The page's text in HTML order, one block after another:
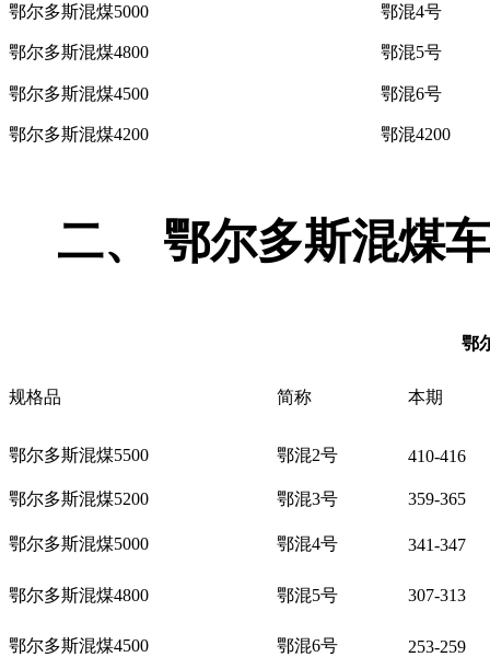
鄂尔多斯混煤5000 鄂混4号
鄂尔多斯混煤4800 鄂混5号
鄂尔多斯混煤4500 鄂混6号
鄂尔多斯混煤4200 鄂混4200
二、 鄂尔多斯混煤
鄂
规格品 简称 本期
鄂尔多斯混煤5500 鄂混2号 410-416
鄂尔多斯混煤5200 鄂混3号 359-365
鄂尔多斯混煤5000 鄂混4号 341-347
鄂尔多斯混煤4800 鄂混5号 307-313
鄂尔多斯混煤4500 鄂混6号 253-259